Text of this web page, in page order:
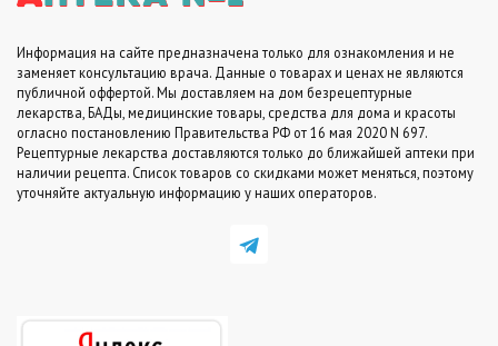
Информация на сайте предназначена только для ознакомления и не
заменяет консультацию врача. Данные о товарах и ценах не являются
публичной оффертой. Мы доставляем на дом безрецептурные
лекарства, БАДы, медицинские товары, средства для дома и красоты
огласно постановлению Правительства РФ от 16 мая 2020 N 697.
Рецептурные лекарства доставляются только до ближайшей аптеки при
наличии рецепта. Список товаров со скидками может меняться, поэтому
уточняйте актуальную информацию у наших операторов.